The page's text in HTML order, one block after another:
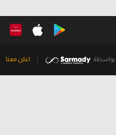
بواسطة اعلن معنا